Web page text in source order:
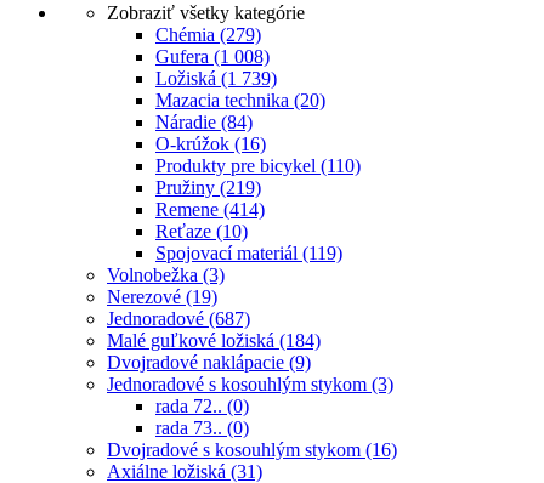
Zobraziť všetky kategórie
Chémia (279)
Gufera (1 008)
Ložiská (1 739)
Mazacia technika (20)
Náradie (84)
O-krúžok (16)
Produkty pre bicykel (110)
Pružiny (219)
Remene (414)
Reťaze (10)
Spojovací materiál (119)
Volnobežka (3)
Nerezové (19)
Jednoradové (687)
Malé guľkové ložiská (184)
Dvojradové naklápacie (9)
Jednoradové s kosouhlým stykom (3)
rada 72.. (0)
rada 73.. (0)
Dvojradové s kosouhlým stykom (16)
Axiálne ložiská (31)